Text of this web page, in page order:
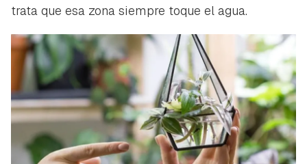
trata que esa zona siempre toque el agua.